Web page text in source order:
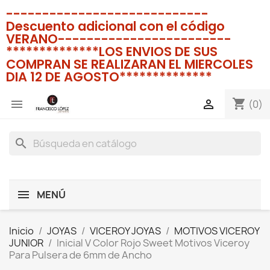
----------------------------
Descuento adicional con el código
VERANO------------------------
**************LOS ENVIOS DE SUS
COMPRAN SE REALIZARAN EL MIERCOLES
DIA 12 DE AGOSTO**************
 shopping_cart (0)

search
MENÚ
Inicio JOYAS VICEROY JOYAS
MOTIVOS VICEROY
JUNIOR
Inicial V Color Rojo Sweet Motivos Viceroy
Para Pulsera de 6mm de Ancho